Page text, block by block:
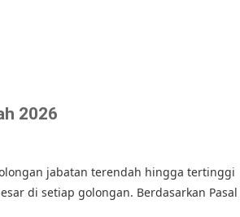
2026
jabatan terendah hingga tertinggi
di setiap golongan. Berdasarkan Pasal